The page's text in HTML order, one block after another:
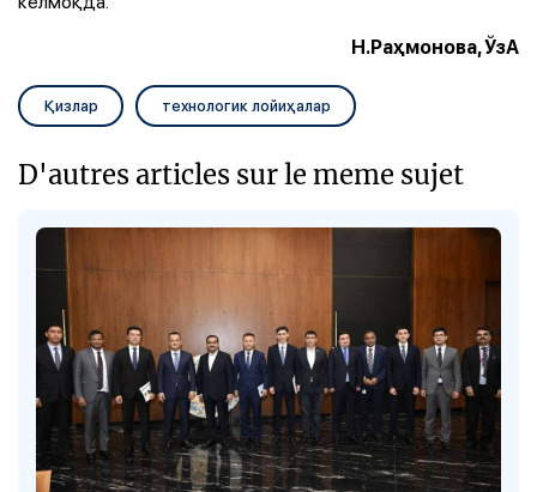
Н.Раҳмонова, ЎзА
Қизлар технологик лойиҳалар
D'autres articles sur le meme sujet